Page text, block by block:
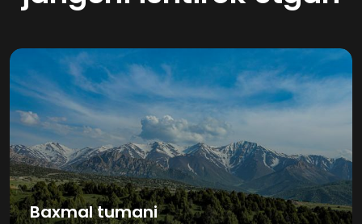
Baxmal tumani